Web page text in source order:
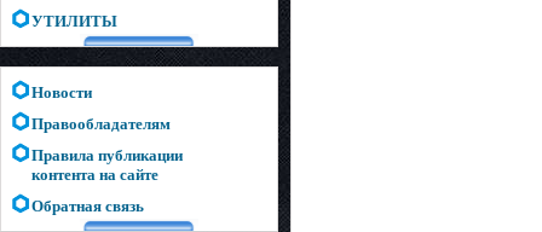
УТИЛИТЫ
Новости
Правообладателям
Правила публикации
контента на сайте
Обратная связь